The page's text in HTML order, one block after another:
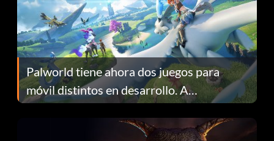
Palworld tiene ahora dos juegos para
móvil distintos en desarrollo. A
continuación te explicamos por qué.